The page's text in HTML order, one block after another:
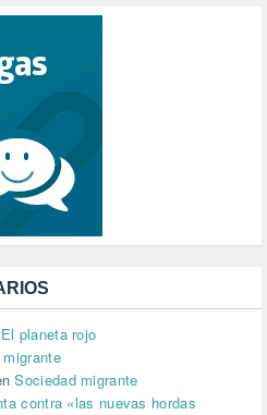
El planeta rojo
Sociedad migrante
contra «las nuevas hordas